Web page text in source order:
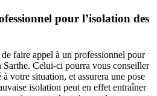
pour l’isolation des
faire appel à un professionnel pour
Sarthe. Celui-ci pourra vous conseiller
votre situation, et assurera une pose
isolation peut en effet entraîner